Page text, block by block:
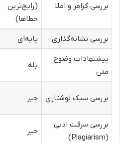
بررسی گرامر و املا
(رایج‌ترین
خطاها)
بررسی نشانه‌گذاری پایه‌ای
پیشنهادات وضوح
متن
بله
بررسی سبک نوشتاری خیر
بررسی سرقت ادبی
(Plagiarism)
خیر